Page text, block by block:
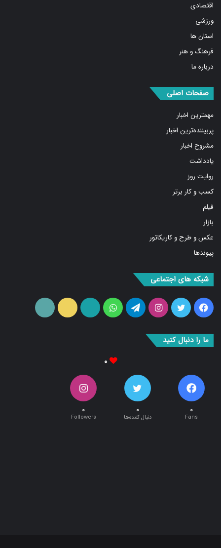
اقتصادی
ورزشی
استان ها
فرهنگ و هنر
درباره ما
صفحات اصلی
مهمترین اخبار
پربیننده‌ترین اخبار
مشروح اخبار
یادداشت
روایت روز
کسب و کار برتر
فیلم
بازار
عکس و طرح و کاریکاتور
پیوندها
شبکه های اجتماعی
فیس
توییتر اینستاگرامتلگرام واتس
آپارات ایتا
ما را دنبال کنید
۰
۰
Fans
۰
دنبال کننده‌ها
۰
Followers